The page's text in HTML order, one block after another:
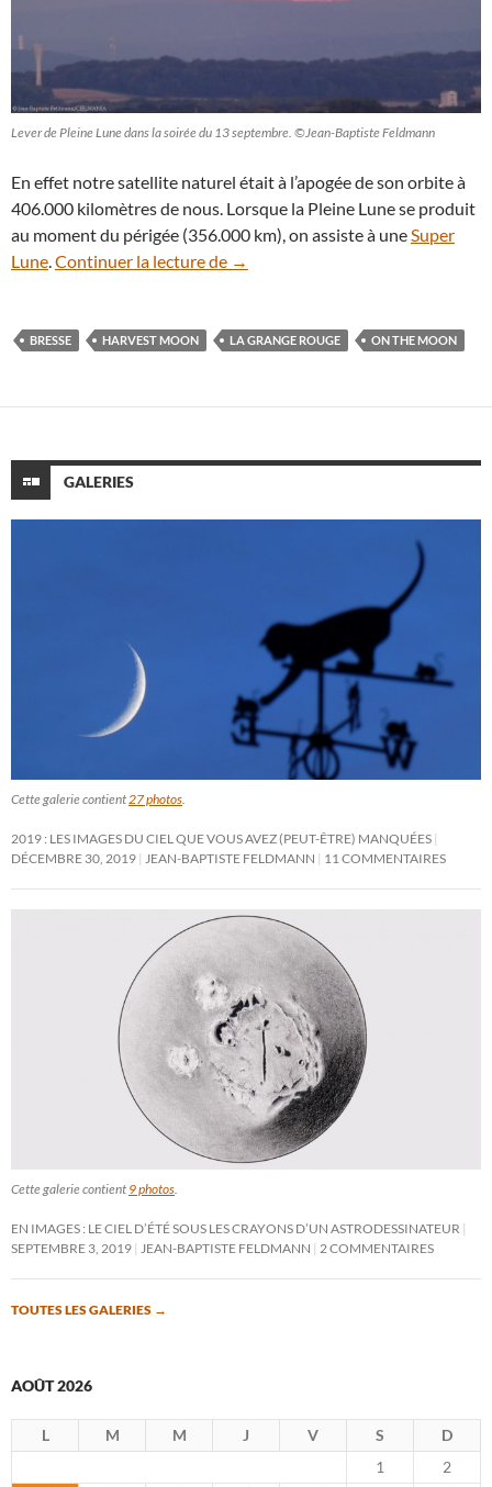
Lever de Pleine Lune dans la soirée du 13 septembre. ©Jean-Baptiste Feldmann
En effet notre satellite naturel était à l’apogée de son orbite à
406.000 kilomètres de nous. Lorsque la Pleine Lune se produit
au moment du périgée (356.000 km), on assiste à une Super
Lune Continuer la lecture de Zoom sur la Pleine Lune des
→
BRESSE HARVEST MOON LA GRANGE ROUGE ON THE MOON
GALERIES
Cette galerie contient 27 photos
2019 : LES IMAGES DU CIEL QUE VOUS AVEZ (PEUT-ÊTRE) MANQUÉES
DÉCEMBRE 30, 2019
JEAN-BAPTISTE FELDMANN 11 COMMENTAIRES
Cette galerie contient 9 photos
EN IMAGES : LE CIEL D’ÉTÉ SOUS LES CRAYONS D’UN ASTRODESSINATEUR
SEPTEMBRE 3, 2019
JEAN-BAPTISTE FELDMANN 2 COMMENTAIRES
TOUTES LES GALERIES →
AOÛT 2026
L M M J V S
D
1
2